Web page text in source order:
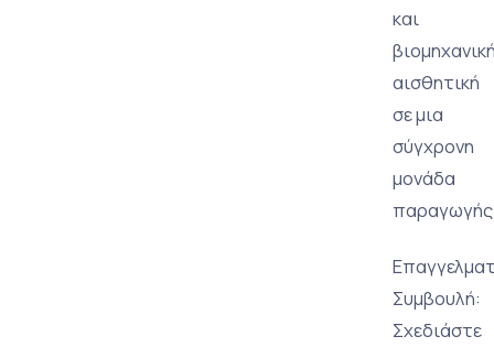
και
αισθητική
σε μια
σύγχρονη
μονάδα
παραγωγής
Συμβουλή:
Σχεδιάστε